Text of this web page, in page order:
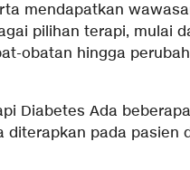
mendapatkan
pilihan terapi, mulai
obatan hingga
Diabetes Ada
diterapkan pada pasien